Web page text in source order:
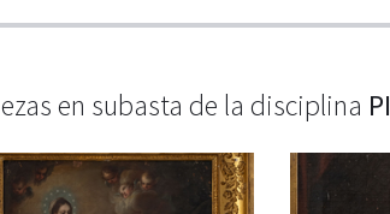
en subasta de la disciplina